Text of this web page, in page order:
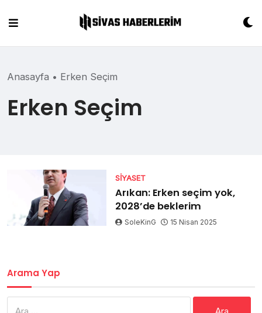
content
Anasayfa • Erken Seçim
Erken Seçim
SIYASET
Arıkan: Erken seçim yok,
2028’de beklerim
SoleKinG 15 Nisan 2025
Arama Yap